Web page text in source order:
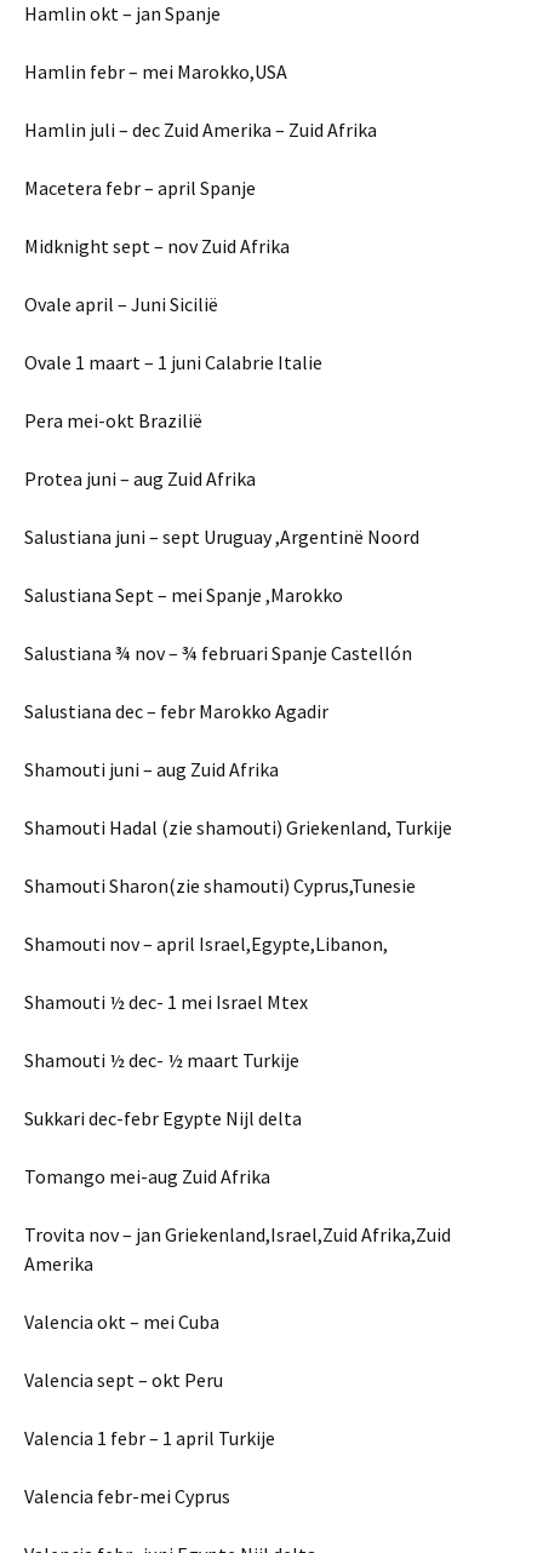
Hamlin okt – jan Spanje
Hamlin febr – mei Marokko,USA
Hamlin juli – dec Zuid Amerika – Zuid Afrika
Macetera febr – april Spanje
Midknight sept – nov Zuid Afrika
Ovale april – Juni Sicilië
Ovale 1 maart – 1 juni Calabrie Italie
Pera mei-okt Brazilië
Protea juni – aug Zuid Afrika
Salustiana juni – sept Uruguay ,Argentinë Noord
Salustiana Sept – mei Spanje ,Marokko
Salustiana ¾ nov – ¾ februari Spanje Castellón
Salustiana dec – febr Marokko Agadir
Shamouti juni – aug Zuid Afrika
Shamouti Hadal (zie shamouti) Griekenland, Turkije
Shamouti Sharon(zie shamouti) Cyprus,Tunesie
Shamouti nov – april Israel,Egypte,Libanon,
Shamouti ½ dec- 1 mei Israel Mtex
Shamouti ½ dec- ½ maart Turkije
Sukkari dec-febr Egypte Nijl delta
Tomango mei-aug Zuid Afrika
Trovita nov – jan Griekenland,Israel,Zuid Afrika,Zuid
Amerika
Valencia okt – mei Cuba
Valencia sept – okt Peru
Valencia 1 febr – 1 april Turkije
Valencia febr-mei Cyprus